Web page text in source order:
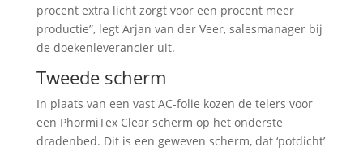
procent extra licht zorgt voor een procent meer
productie”, legt Arjan van der Veer, salesmanager bij
de doekenleverancier uit.
Tweede scherm
In plaats van een vast AC-folie kozen de telers voor
een PhormiTex Clear scherm op het onderste
dradenbed. Dit is een geweven scherm, dat ‘potdicht’